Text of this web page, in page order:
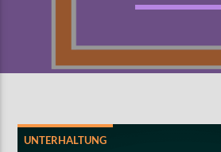
UNTERHALTUNG